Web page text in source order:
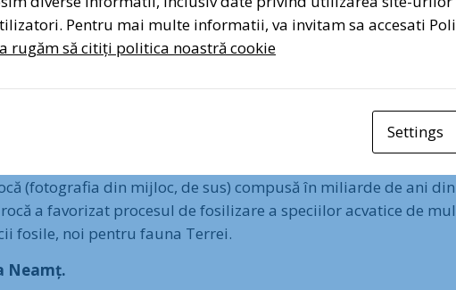
am ”fugărit” păsările cu privirea și auzul și ne-am întors
apus.
Walden (reprezentanții Rețelei din Piatra Neamț),
urbană zonei și să o promoveze publicului. Alături de ei sunt
Cozla:
(fotografia din mijloc, de sus) compusă în miliarde de ani
a favorizat procesul de fosilizare a speciilor acvatice de
fosile, noi pentru fauna Terrei.
Neamț.
Pentru mai multe informatii, va invitam sa accesati
rugăm să citiți politica noastră cookie
Settings